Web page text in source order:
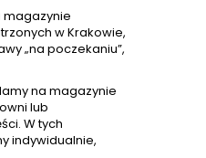
magazynie
w Krakowie,
„na poczekaniu”,
na magazynie
lub
W tych
indywidualnie,